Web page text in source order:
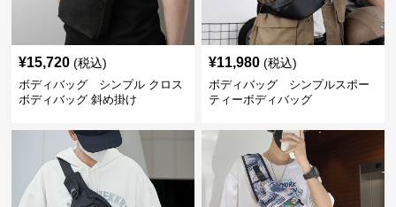
¥15,720 (税込)
ボディバッグ シンプル クロス
ボディバッグ 斜め掛け
¥11,980 (税込)
ボディバッグ シンプルスポー
ティーボディバッグ